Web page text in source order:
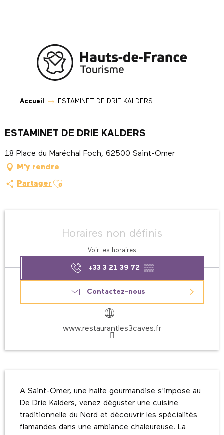
Accueil ESTAMINET DE DRIE KALDERS
ESTAMINET DE DRIE KALDERS
18 Place du Maréchal Foch, 62500 Saint-Omer
M'y rendre
Partager Ajouter aux favoris
Horaires non définis
Voir les horaires
+33 3 21 39 72 ▒▒
Contactez-nous
www.restaurantles3caves.fr
A Saint-Omer, une halte gourmandise s'impose au
De Drie Kalders, venez déguster une cuisine
traditionnelle du Nord et découvrir les spécialités
flamandes dans une ambiance chaleureuse. La